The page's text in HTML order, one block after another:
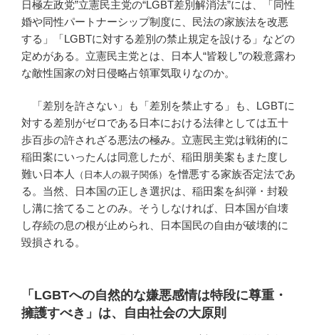
日極左政党”立憲民主党の“LGBT差別解消法”には、「同性
婚や同性パートナーシップ制度に、民法の家族法を改悪
する」「LGBTに対する差別の禁止規定を設ける」などの
定めがある。立憲民主党とは、日本人“皆殺し”の殺意露わ
な敵性国家の対日侵略占領軍気取りなのか。
「差別を許さない」も「差別を禁止する」も、LGBTに
対する差別がゼロである日本における法律としては五十
歩百歩の許されざる悪法の極み。立憲民主党は戦術的に
稲田案にいったんは同意したが、稲田朋美案もまた度し
難い日本人
（日本人の親子関係）
を憎悪する家族否定法であ
る。当然、日本国の正しき選択は、稲田案を糾弾・封殺
し溝に捨てることのみ。そうしなければ、日本国が自壊
し存続の息の根が止められ、日本国民の自由が破壊的に
毀損される。
「LGBTへの自然的な嫌悪感情は特段に尊重・
擁護すべき」は、自由社会の大原則